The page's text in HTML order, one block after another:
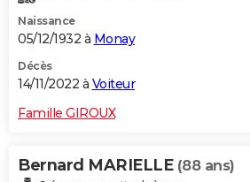
Naissance
05/12/1932 à Monay
Décès
14/11/2022 à Voiteur
Famille GIROUX
Bernard MARIELLE (88 ans)